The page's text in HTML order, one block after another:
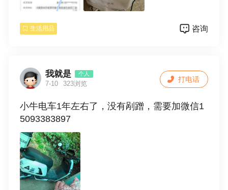
生活用品 咨询
我就是 个人
7-10 323浏览
小牛电车1年左右了，没有剐蹭，需要加微信1
5093383897
打电话